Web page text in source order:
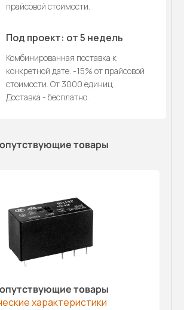
прайсовой стоимости.
Под проект: от 5 недель
Комбинированная поставка к
конкретной дате. -15% от прайсовой
стоимости. От 3000 единиц.
Доставка - бесплатно.
товары
товары
характеристики